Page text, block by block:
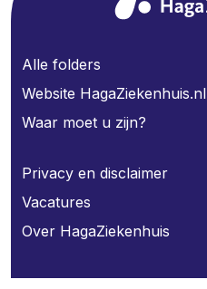
Alle folders
Website HagaZiekenhuis.nl
Waar moet u zijn?
Privacy en disclaimer
Vacatures
Over HagaZiekenhuis